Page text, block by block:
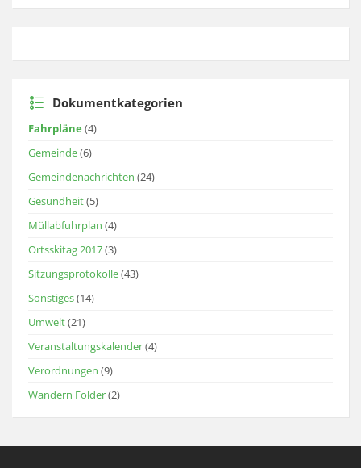
Dokumentkategorien
Fahrpläne (4)
Gemeinde(6)
Gemeindenachrichten (24)
Gesundheit(5)
Müllabfuhrplan (4)
Ortsskitag 2017(3)
Sitzungsprotokolle(43)
Sonstiges(14)
Umwelt(21)
Veranstaltungskalender(4)
Verordnungen (9)
Wandern Folder(2)